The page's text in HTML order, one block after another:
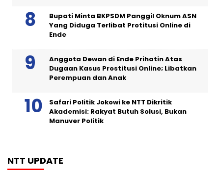
Bupati Minta BKPSDM Panggil Oknum ASN
Yang Diduga Terlibat Protitusi Online di
Ende
Anggota Dewan di Ende Prihatin Atas
Dugaan Kasus Prostitusi Online; Libatkan
Perempuan dan Anak
Safari Politik Jokowi ke NTT Dikritik
Akademisi: Rakyat Butuh Solusi, Bukan
Manuver Politik
NTT UPDATE